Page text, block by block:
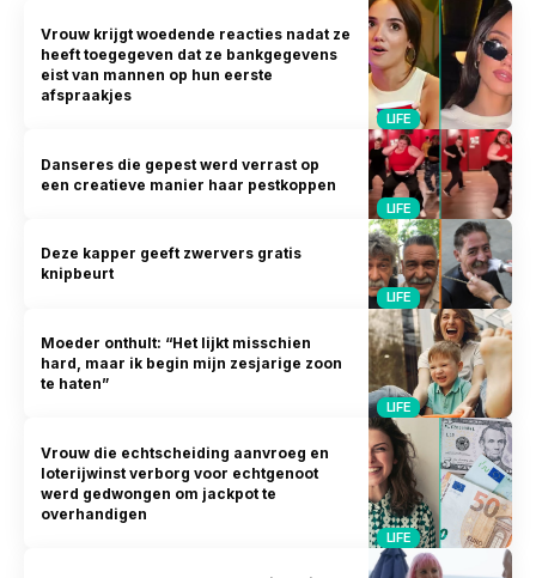
LIFE
Vrouw krijgt woedende reacties nadat ze
heeft toegegeven dat ze bankgegevens
eist van mannen op hun eerste
afspraakjes
LIFE
Danseres die gepest werd verrast op
een creatieve manier haar pestkoppen
LIFE
Deze kapper geeft zwervers gratis
knipbeurt
LIFE
Moeder onthult: “Het lijkt misschien
hard, maar ik begin mijn zesjarige zoon
te haten”
LIFE
Vrouw die echtscheiding aanvroeg en
loterijwinst verborg voor echtgenoot
werd gedwongen om jackpot te
overhandigen